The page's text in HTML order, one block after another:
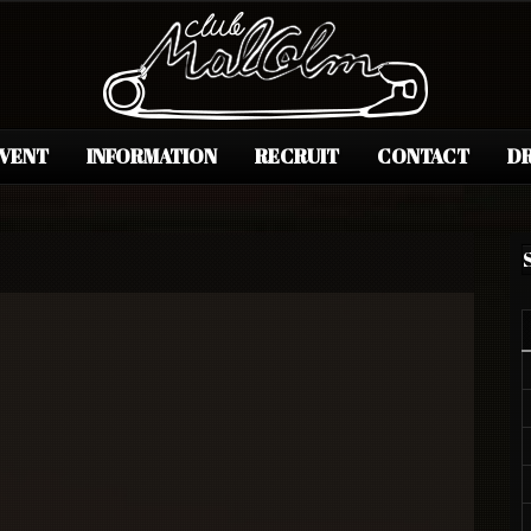
INFORMATION RECRUIT CONTACT